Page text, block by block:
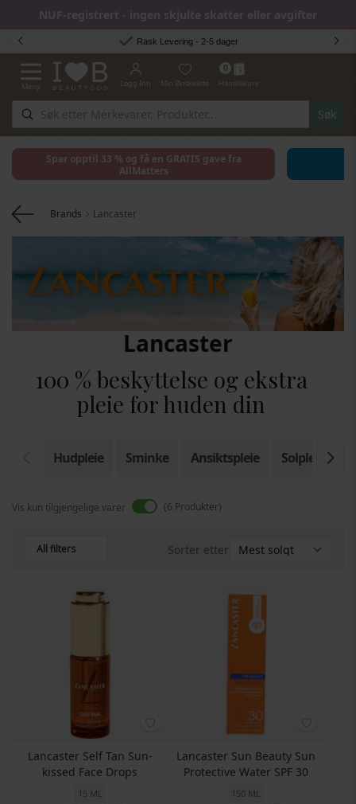
NUF-registrert - ingen skjulte skatter eller avgifter
Hopp til innhold
Rask Levering - 2-5 dager
Toggle Nav
Meny
Søk
Logg Inn Min Ønskeliste
0
Handlekurv
Spar opptil 33 % og få en GRATIS gave fra
AllMatters
Brands Lancaster
Lancaster
100 % beskyttelse og ekstra
pleie for huden din
Hudpleie Sminke Ansiktspleie Solpleie
Vis kun tilgjengelige varer 6 Produkter
All filters Sorter etter
Lancaster Self Tan Sun-
kissed Face Drops
15 ML
Lancaster Sun Beauty Sun
Protective Water SPF 30
150 ML